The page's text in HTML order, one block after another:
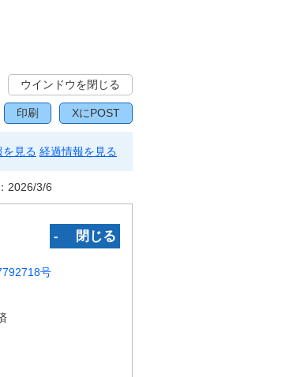
ウインドウを閉じる
印刷 XにPOST
を見る 経過情報を見る
2026/3/6
‐ 閉じる
号